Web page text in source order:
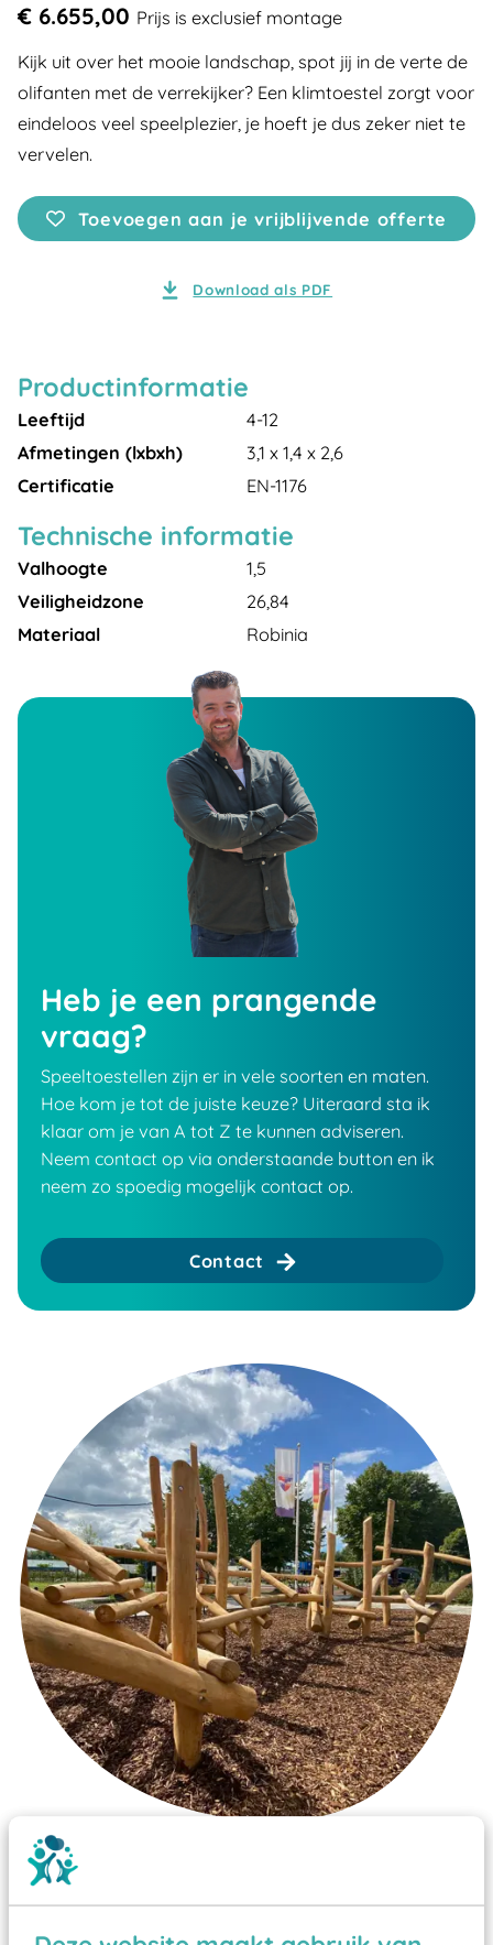
€ 6.655,00 Prijs is exclusief montage
Kijk uit over het mooie landschap, spot jij in de verte de
olifanten met de verrekijker? Een klimtoestel zorgt voor
eindeloos veel speelplezier, je hoeft je dus zeker niet te
vervelen.
Toevoegen aan je vrijblijvende offerte
Download als PDF
Productinformatie
Leeftijd
4-12
Afmetingen (lxbxh)
3,1 x 1,4 x 2,6
Certificatie
EN-1176
Technische informatie
Valhoogte
1,5
Veiligheidzone
26,84
Materiaal
Robinia
Heb je een prangende
vraag?
Speeltoestellen zijn er in vele soorten en maten.
Hoe kom je tot de juiste keuze? Uiteraard sta ik
klaar om je van A tot Z te kunnen adviseren.
Neem contact op via onderstaande button en ik
neem zo spoedig mogelijk contact op.
Contact
Wist je dat:
Vanaf een valhoogte van 1,5 meter een speciale
valondergrond onder speeltoestellen verplicht is